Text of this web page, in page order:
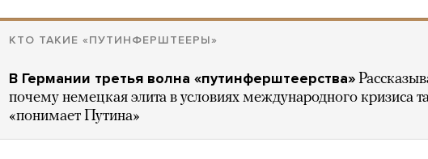
КТО ТАКИЕ «ПУТИНФЕРШТЕЕРЫ»
В Германии третья волна «путинферштеерства»
почему немецкая элита в условиях международного кризиса
«понимает Путина»